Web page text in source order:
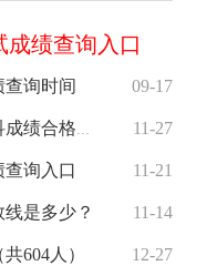
成绩查询入口
询时间 09-17
人员名单 11-27
询入口 11-21
是多少？ 11-14
604人） 12-27